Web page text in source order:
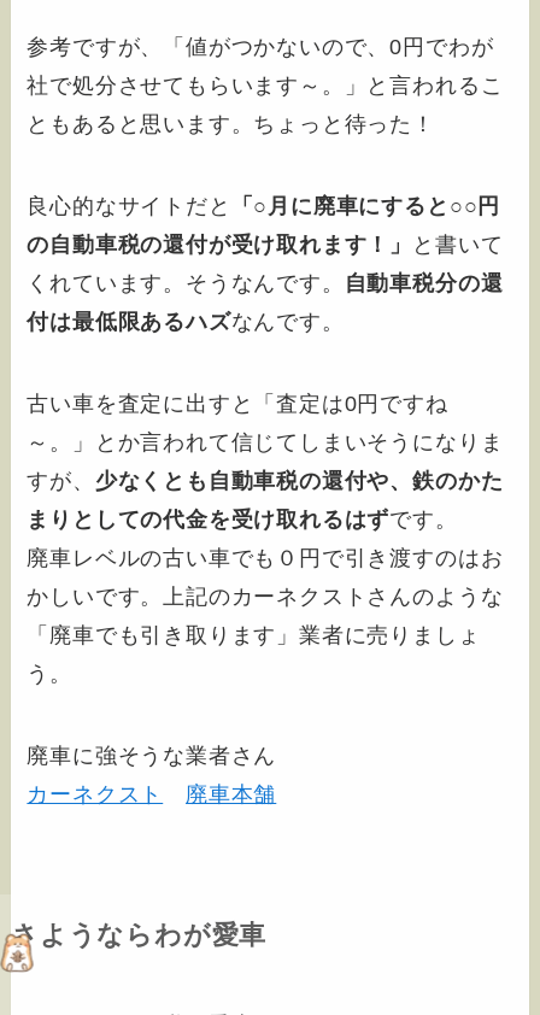
参考ですが、「値がつかないので、0円でわが
社で処分させてもらいます～。」と言われるこ
ともあると思います。ちょっと待った！
良心的なサイトだと
「○月に廃車にすると○○円
の自動車税の還付が受け取れます！」
と書いて
くれています。そうなんです。
自動車税分の還
付は最低限あるハズなんです。
古い車を査定に出すと「査定は0円ですね
～。」とか言われて信じてしまいそうになりま
すが、 少なくとも自動車税の還付や、鉄のかた
まりとしての代金を受け取れるはずです。
廃車レベルの古い車でも０円で引き渡すのはお
かしいです。上記のカーネクストさんのような
「廃車でも引き取ります」業者に売りましょ
う。
廃車に強そうな業者さん
カーネクスト
廃車本舗
さようならわが愛車